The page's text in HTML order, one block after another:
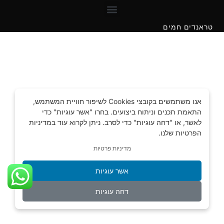
אנו משתמשים בקובצי Cookies לשיפור חוויית המשתמש,
התאמת תכנים וניתוח ביצועים. בחרו "אשר עוגיות" כדי
לאשר, או "דחה עוגיות" כדי לסרב. ניתן לקרוא עוד במדיניות
הפרטיות שלנו.
מדיניות פרטיות
אשר עוגיות
דחה עוגיות
טראנדים חמים